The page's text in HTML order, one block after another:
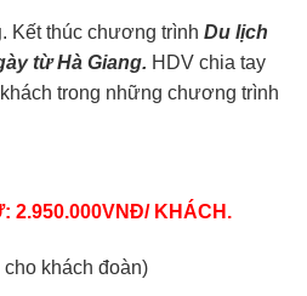
. Kết thúc chương trình Du lịch
từ Hà Giang. HDV chia tay
trong những chương trình
2.950.000VNĐ/ KHÁCH.
cho khách đoàn)